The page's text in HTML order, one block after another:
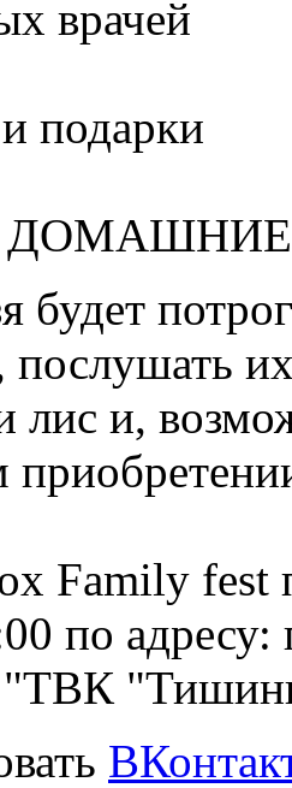
врачей
подарки
будет
послушать
лис и,
Family fest
по
"ТВК